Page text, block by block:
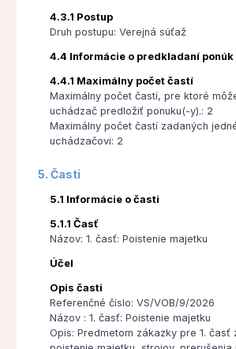
4.3.1 Postup
Druh postupu: Verejná súťaž
4.4 Informácie o predkladaní ponúk
4.4.1 Maximálny počet častí
Maximálny počet častí, pre ktoré
uchádzač predložiť ponuku(-y).: 2
Maximálny počet častí zadaných
uchádzačovi: 2
5. Časti
5.1 Informácie o časti
5.1.1 Časť
Názov: 1. časť: Poistenie majetku
Účel
Opis časti
Referenčné číslo: VS/VOB/9/2026
Názov : 1. časť: Poistenie majetku
Opis: Predmetom zákazky pre 1. časť